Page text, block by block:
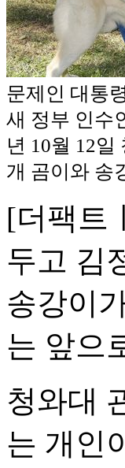
문제인 대통
새 정부 인수
년 10월 12
개 곰이와 송
[더팩트
두고 김
송강이
는 앞으
청와대
는 개인